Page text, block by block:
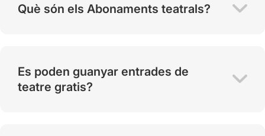
Què són els Abonaments teatrals?
Es poden guanyar entrades de
teatre gratis?